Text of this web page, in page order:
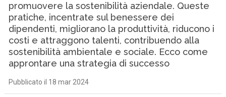
promuovere la sostenibilità aziendale. Queste
pratiche, incentrate sul benessere dei
dipendenti, migliorano la produttività, riducono i
costi e attraggono talenti, contribuendo alla
sostenibilità ambientale e sociale. Ecco come
approntare una strategia di successo
Pubblicato il 18 mar 2024